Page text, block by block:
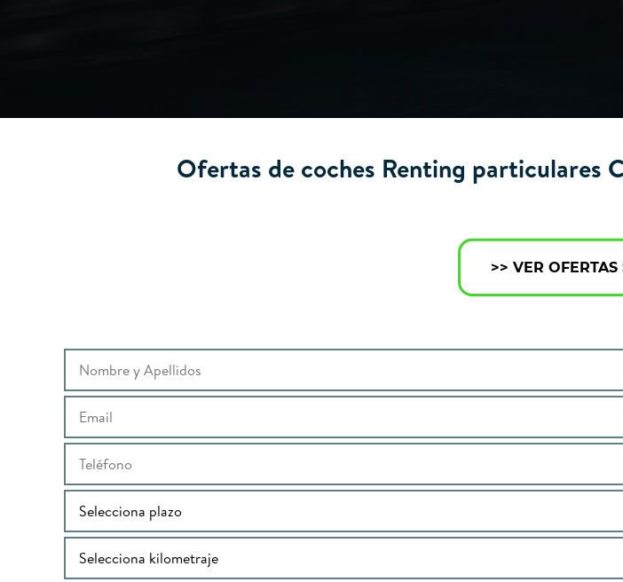
Ofertas de coches Renting particulares
>> VER OFERTAS